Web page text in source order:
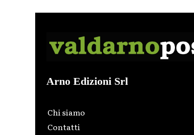
Arno Edizioni Srl
Chi siamo
Contatti